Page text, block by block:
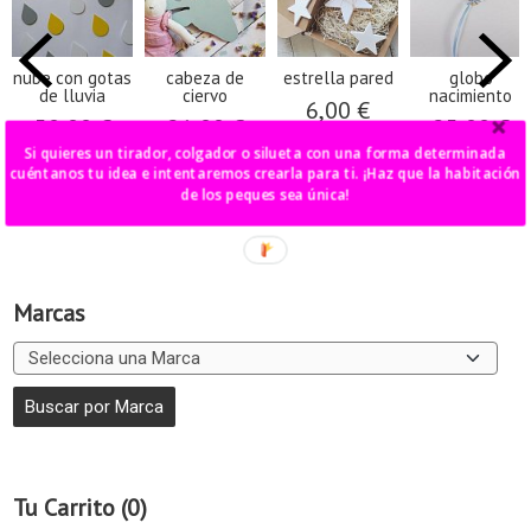
Marcas
Tu Carrito (0)
nube con gotas
de lluvia
50,00 €
cabeza de
ciervo
21,00 €
estrella pared
6,00 €
globo
nacimiento
25,00 €
Si quieres un tirador, colgador o silueta con una forma determinada
cuéntanos tu idea e intentaremos crearla para ti. ¡Haz que la habitación
de los peques sea única!